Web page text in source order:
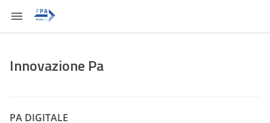
Innovazione Pa
PA DIGITALE